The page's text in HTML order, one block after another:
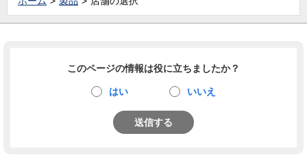
このページの情報は役に立ちましたか？
はい いいえ
送信する